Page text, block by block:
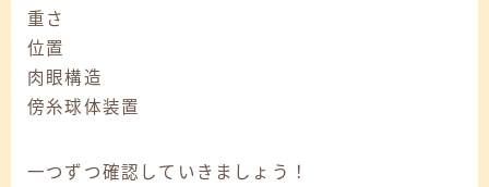
重さ
位置
肉眼構造
傍糸球体装置
一つずつ確認していきましょう！